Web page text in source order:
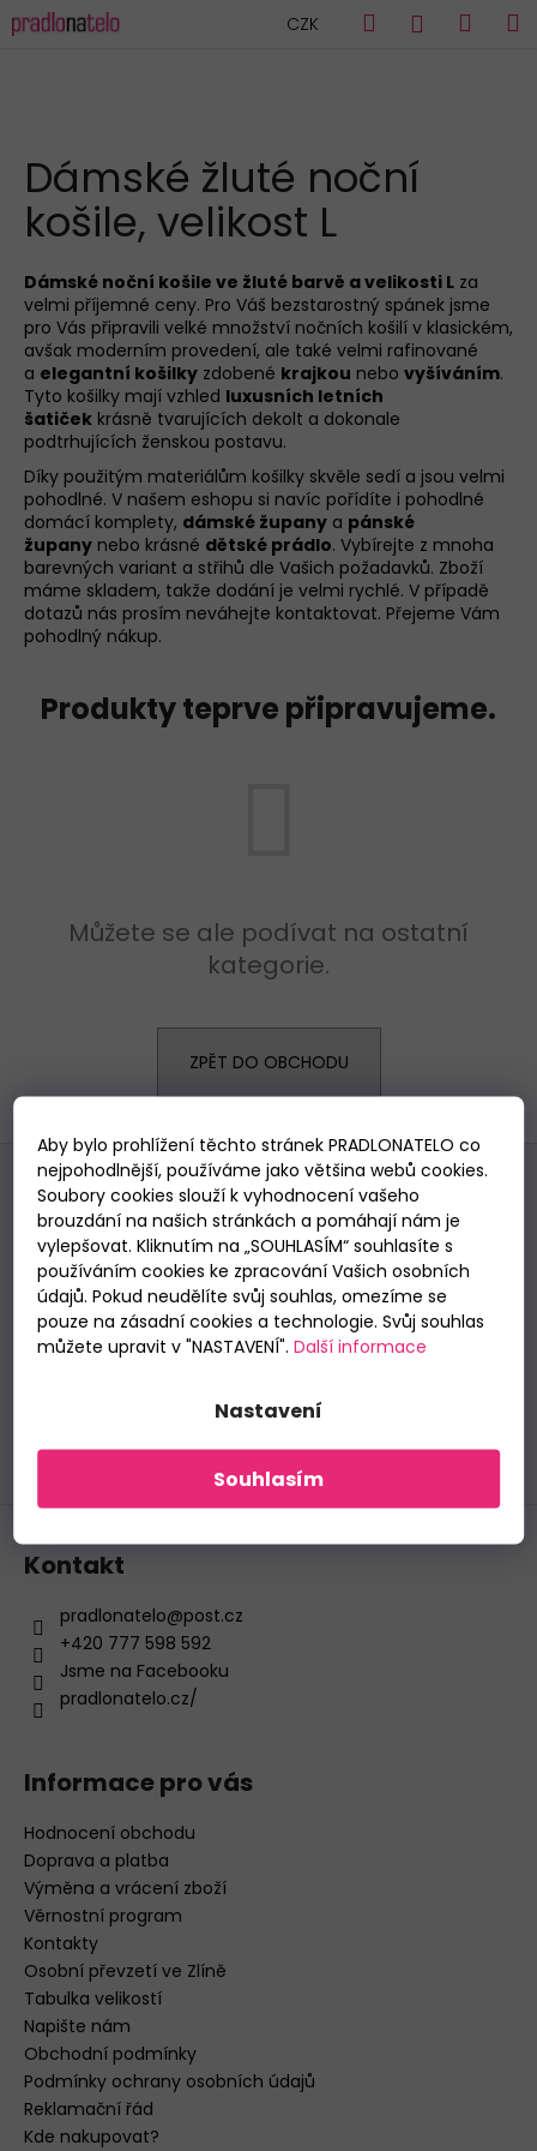
Aby bylo prohlížení těchto stránek PRADLONATELO co
nejpohodlnější, používáme jako většina webů cookies.
Soubory cookies slouží k vyhodnocení vašeho
brouzdání na našich stránkách a pomáhají nám je
vylepšovat. Kliknutím na „SOUHLASÍM“ souhlasíte s
používáním cookies ke zpracování Vašich osobních
údajů. Pokud neudělíte svůj souhlas, omezíme se
pouze na zásadní cookies a technologie. Svůj souhlas
můžete upravit v "NASTAVENÍ". Další informace
Nastavení
Souhlasím
na
CZK Hledat
Dámské žluté noční
košile, velikost L
Dámské noční košile ve žluté barvě a velikosti L za
velmi příjemné ceny. Pro Váš bezstarostný spánek jsme
pro Vás připravili velké množství nočních košilí v klasickém,
avšak moderním provedení, ale také velmi rafinované
a elegantní košilky zdobené krajkou nebo vyšíváním.
Tyto košilky mají vzhled luxusních letních
šatiček krásně tvarujících dekolt a dokonale
podtrhujících ženskou postavu.
Díky použitým materiálům košilky skvěle sedí a jsou velmi
pohodlné. V našem eshopu si navíc pořídíte i pohodlné
domácí komplety, dámské župany a pánské
župany nebo krásné dětské prádlo. Vybírejte z mnoha
barevných variant a střihů dle Vašich požadavků. Zboží
máme skladem, takže dodání je velmi rychlé. V případě
dotazů nás prosím neváhejte kontaktovat. Přejeme Vám
pohodlný nákup.
Produkty teprve připravujeme.
Můžete se ale podívat na ostatní
kategorie.
ZPĚT DO OBCHODU
K
o
o
p
o
ř
e
b
u
j
e
t
e
n
a
j
í
LOVELYGIRL
6651
155
Kč
Odebírat newsletter
Nezmeškejte žádné novinky či slevy!
E-mail
Vložením e-mailu souhlasíte sezpracováním
osobních údajů .
Kontakt
pradlonatelo@post.cz
+420 777 598 592
Jsme na Facebooku
pradlonatelo.cz/
Informace pro vás
Hodnocení obchodu
Doprava a platba
Výměna a vrácení zboží
Věrnostní program
Kontakty
Osobní převzetí ve Zlíně
Tabulka velikostí
Napište nám
Obchodní podmínky
Podmínky ochrany osobních údajů
Reklamační řád
Kde nakupovat?